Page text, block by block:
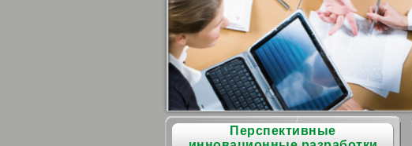
Перспективные